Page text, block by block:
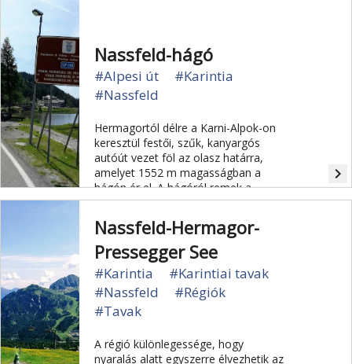
Nassfeld-hágó
#Alpesi út
#Karintia
#Nassfeld
Hermagortól délre a Karni-Alpok-on
keresztül festői, szűk, kanyargós
autóút vezet föl az olasz határra,
amelyet 1552 m magasságban a
hágón ér el. A hágóról remek a
kilátás.
navigate_next
Nassfeld-Hermagor-
Pressegger See
#Karintia
#Karintiai tavak
#Nassfeld
#Régiók
#Tavak
A régió különlegessége, hogy
nyaralás alatt egyszerre élvezhetik az